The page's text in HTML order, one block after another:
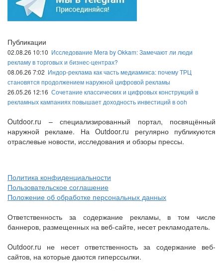
Публикации
02.08.26 10:10 Исследование Mera by Okkam: Замечают ли люди
рекламу в торговых и бизнес-центрах?
08.06.26 7:02 Индор-реклама как часть медиамикса: почему ТРЦ
становятся продолжением наружной цифровой рекламы
26.05.26 12:16 Сочетание классических и цифровых конструкций в
рекламных кампаниях повышает доходность инвестиций в ooh
Outdoor.ru – специализированный портал, посвящённый
наружной рекламе. На Outdoor.ru регулярно публикуются
отраслевые новости, исследования и обзоры прессы.
Политика конфиденциальности
Пользовательское соглашение
Положение об обработке персональных данных
Ответственность за содержание рекламы, в том числе
баннеров, размещенных на веб-сайте, несет рекламодатель.
Outdoor.ru не несет ответственность за содержание веб-
сайтов, на которые даются гиперссылки.